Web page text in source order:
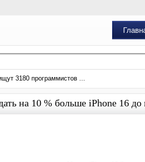
3180 программистов ...
на 10 % больше iPhone 16